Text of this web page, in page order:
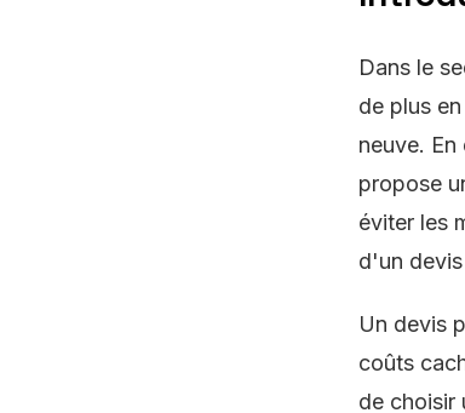
Dans le
de plus
neuve.
propose
éviter les
d'un
Un devis
coûts
de choisir